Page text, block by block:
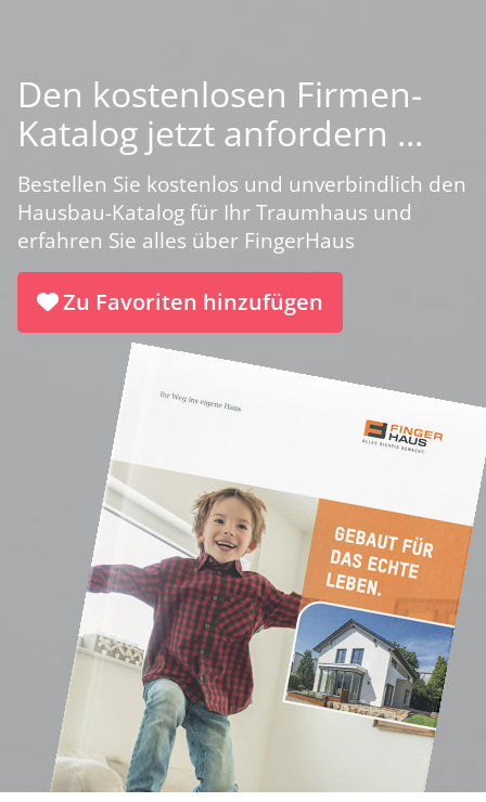
Den kostenlosen Firmen-
Katalog jetzt anfordern ...
Bestellen Sie kostenlos und unverbindlich den
Hausbau-Katalog für Ihr Traumhaus und
erfahren Sie alles über FingerHaus
Zu Favoriten hinzufügen